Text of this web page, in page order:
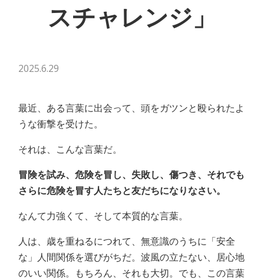
スチャレンジ」
2025.6.29
最近、ある言葉に出会って、頭をガツンと殴られたよ
うな衝撃を受けた。
それは、こんな言葉だ。
冒険を試み、危険を冒し、失敗し、傷つき、それでも
さらに危険を冒す人たちと友だちになりなさい。
なんて力強くて、そして本質的な言葉。
人は、歳を重ねるにつれて、無意識のうちに「安全
な」人間関係を選びがちだ。波風の立たない、居心地
のいい関係。もちろん、それも大切。でも、この言葉